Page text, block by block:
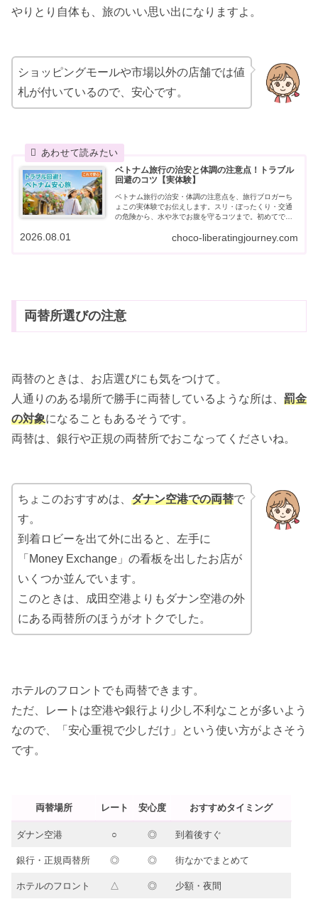
やりとり自体も、旅のいい思い出になりますよ。
ショッピングモールや市場以外の店舗では値
札が付いているので、安心です。
ベトナム旅行の治安と体調の注意点！トラブル
回避のコツ【実体験】
ベトナム旅行の治安・体調の注意点を、旅行ブロガーち
ょこの実体験でお伝えします。スリ・ぼったくり・交通
の危険から、水や氷でお腹を守るコツまで。初めてでも
choco-liberatingjourney.com
2026.08.01
両替所選びの注意
両替のときは、お店選びにも気をつけて。
人通りのある場所で勝手に両替しているような所は、 罰金
の対象になることもあるそうです。
両替は、銀行や正規の両替所でおこなってくださいね。
ちょこのおすすめは、 ダナン空港での両替で
す。
到着ロビーを出て外に出ると、左手に
「Money Exchange」の看板を出したお店が
いくつか並んでいます。
このときは、成田空港よりもダナン空港の外
にある両替所のほうがオトクでした。
ホテルのフロントでも両替できます。
ただ、レートは空港や銀行より少し不利なことが多いよう
なので、「安心重視で少しだけ」という使い方がよさそう
です。
両替場所 レート 安心度 おすすめタイミング
ダナン空港 ○ ◎ 到着後すぐ
銀行・正規両替所 ◎ ◎ 街なかでまとめて
ホテルのフロント △ ◎ 少額・夜間